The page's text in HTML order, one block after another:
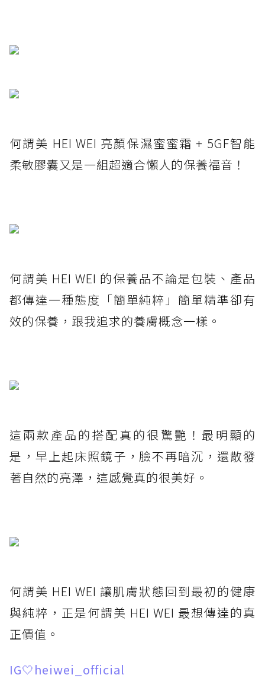
何謂美 HEI WEI 亮顏保濕蜜蜜霜 + 5GF智能
柔敏膠囊又是一組超適合懶人的保養福音！
何謂美 HEI WEI 的保養品不論是包裝、產品
都傳達一種態度「簡單純粹」簡單精準卻有
效的保養，跟我追求的養膚概念一樣。
這兩款產品的搭配真的很驚艷！最明顯的
是，早上起床照鏡子，臉不再暗沉，還散發
著自然的亮澤，這感覺真的很美好。
何謂美 HEI WEI 讓肌膚狀態回到最初的健康
與純粹，正是何謂美 HEI WEI 最想傳達的真
正價值。
IG🤍heiwei_official